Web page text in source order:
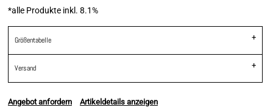
*alle Produkte inkl. 8.1%
Größentabelle
Versand
Angebot anfordern Artikeldetails anzeigen